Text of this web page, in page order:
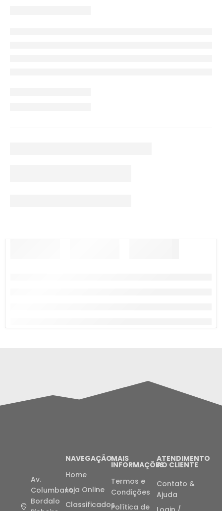
Av.
Columbano
Bordalo
NAVEGAÇÃO
Home
Loja Online
Classificados
MAIS
INFORMAÇÕES
Termos e
Condições
Política de
ATENDIMENTO
AO CLIENTE
Contato &
Ajuda